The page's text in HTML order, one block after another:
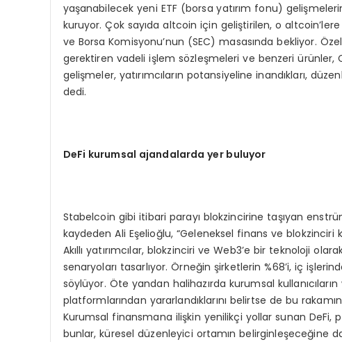
yaşanabilecek yeni ETF (borsa yatırım fonu)
kuruyor. Çok sayıda altcoin için geliştirilen, o
ve Borsa Komisyonu’nun (SEC) masasında bekliyor.
gerektiren vadeli işlem sözleşmeleri ve benzeri ürünler,
gelişmeler, yatırımcıların potansiyeline inandıkları,
dedi.
DeFi kurumsal ajandalarda yer buluyor
Stabelcoin gibi itibari parayı blokzincirine taşıyan
kaydeden Ali Eşelioğlu, “Geleneksel finans ve
Akıllı yatırımcılar, blokzinciri ve Web3’e bir teknoloji
senaryoları tasarlıyor. Örneğin şirketlerin %68’i, iç
söylüyor. Öte yandan halihazırda kurumsal
platformlarından yararlandıklarını belirtse de bu
Kurumsal finansmana ilişkin yenilikçi yollar sunan DeFi,
bunlar, küresel düzenleyici ortamın belirginleşeceğine